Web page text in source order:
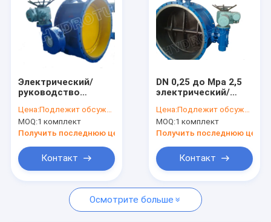
О нас
Путешествие фабрики
Случаи
Hydro Ковшовая турбина
Электрический/
руководство
клапан-бабочка
Цена:Подлежит обсуждению
MOQ:1 комплект
Получить последнюю цену
Контакт
DN 0,25 до Mpa 2,5
электрический/
служил фланцем
клапан-бабочка для
станции
Цена:Подлежит обсуждению
MOQ:1 комплект
Получить последнюю цену
Контакт
Осмотрите больше